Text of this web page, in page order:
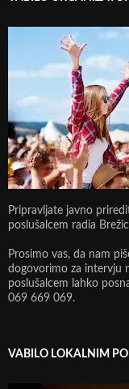
Pripravljate javno
poslušalcem radia
Prosimo vas, da nam
dogovorimo za intervju
poslušalcem lahko
069 669 069.
VABILO LOKALNIM